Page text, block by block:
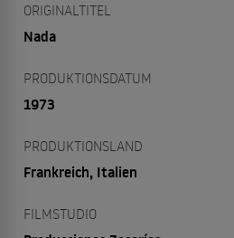
ORIGINALTITEL
Nada
PRODUKTIONSDATUM
1973
PRODUKTIONSLAND
Frankreich, Italien
FILMSTUDIO